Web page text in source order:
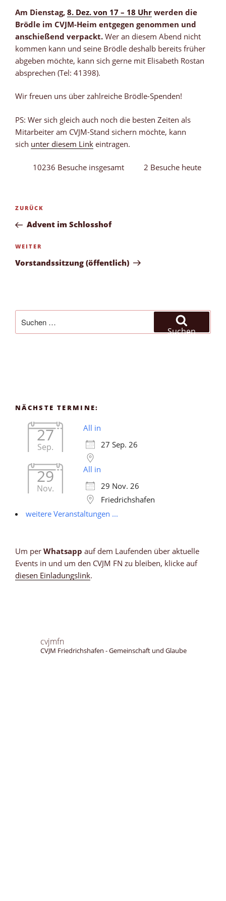
Am Dienstag, 8. Dez. von 17 – 18 Uhr werden die
Brödle im CVJM-Heim entgegen genommen und
anschießend verpackt. Wer an diesem Abend nicht
kommen kann und seine Brödle deshalb bereits früher
abgeben möchte, kann sich gerne mit Elisabeth Rostan
absprechen (Tel: 41398).
Wir freuen uns über zahlreiche Brödle-Spenden!
PS: Wer sich gleich auch noch die besten Zeiten als
Mitarbeiter am CVJM-Stand sichern möchte, kann
sich unter diesem Link eintragen.
10236 Besuche insgesamt 2 Besuche heute
Beitragsnavigation
Vorheriger
Beitrag
ZURÜCK
Advent im Schlosshof
Nächster
Beitrag
WEITER
Vorstandssitzung (öffentlich)
nach:
Suchen
NÄCHSTE TERMINE:
27
Sep.
All in
27 Sep. 26
29
Nov.
All in
29 Nov. 26
Friedrichshafen
weitere Veranstaltungen ...
Um per Whatsapp auf dem Laufenden über aktuelle
Events in und um den CVJM FN zu bleiben, klicke auf
diesen Einladungslink.
cvjmfn
CVJM Friedrichshafen - Gemeinschaft und Glaube